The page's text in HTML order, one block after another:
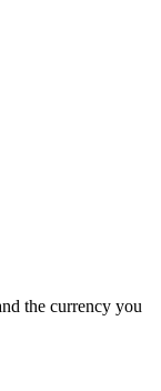
the currency you